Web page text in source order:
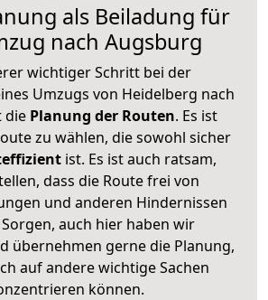
als Beiladung für
nach Augsburg
wichtiger Schritt bei der
Umzugs von Heidelberg nach
die Planung der Routen. Es ist
zu wählen, die sowohl sicher
ist. Es ist auch ratsam,
dass die Route frei von
und anderen Hindernissen
auch hier haben wir
übernehmen gerne die Planung,
auf andere wichtige Sachen
können.